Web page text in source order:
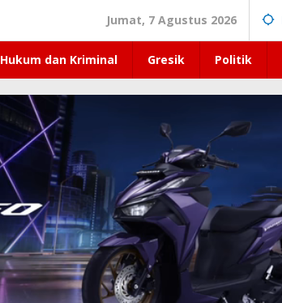
Jumat, 7 Agustus 2026
Hukum dan Kriminal Gresik Politik